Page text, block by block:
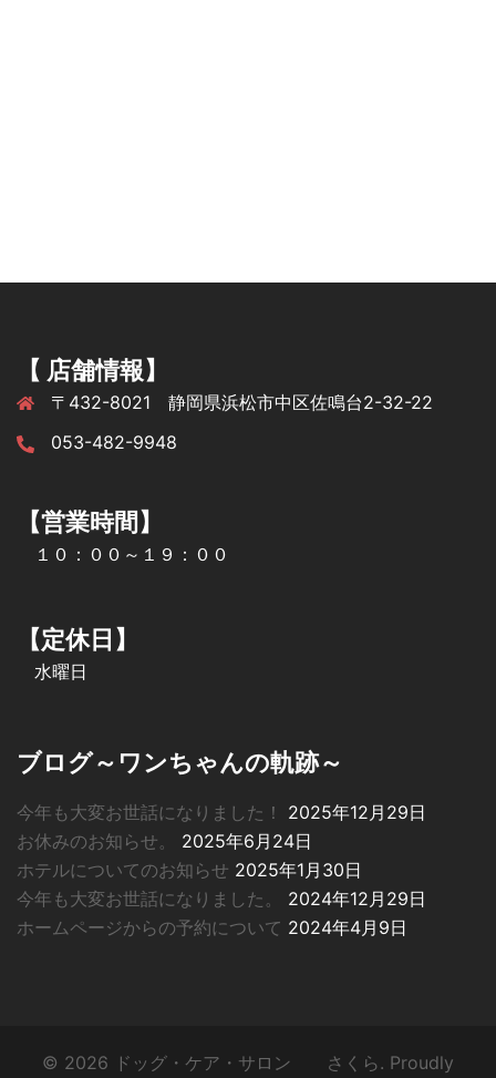
【 店舗情報】
〒432-8021 静岡県浜松市中区佐鳴台2-32-22
053-482-9948
【営業時間】
１０：００～１９：００
【定休日】
水曜日
ブログ～ワンちゃんの軌跡～
今年も大変お世話になりました！
2025年12月29日
お休みのお知らせ。
2025年6月24日
ホテルについてのお知らせ 2025年1月30日
今年も大変お世話になりました。
2024年12月29日
ホームページからの予約について 2024年4月9日
© 2026 ドッグ・ケア・サロン さくら. Proudly